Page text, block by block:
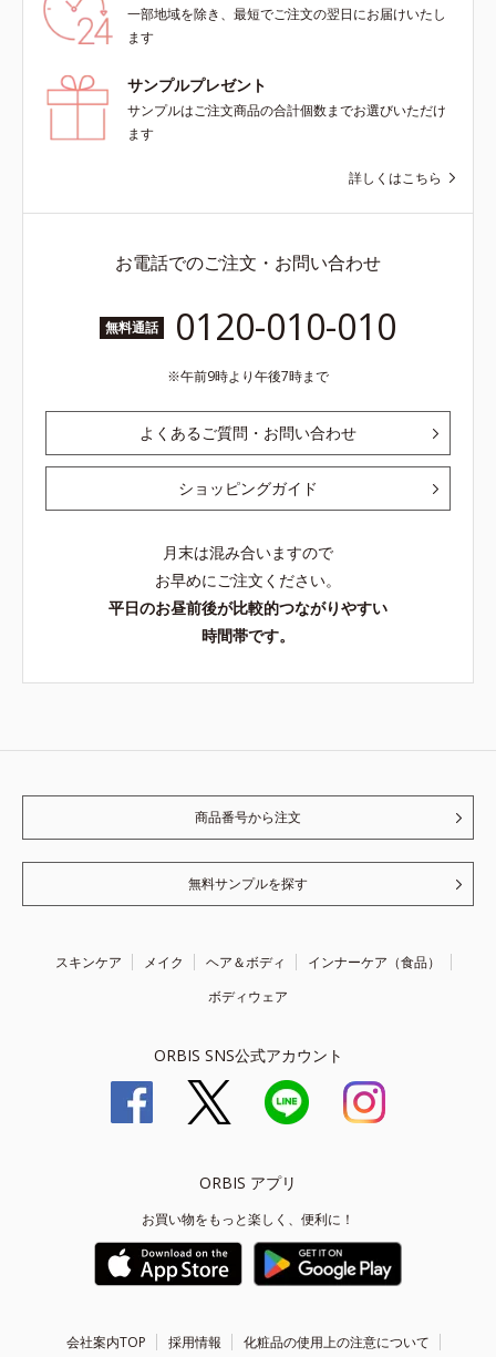
一部地域を除き、最短でご注文の翌日にお届けいたし
ます
サンプルプレゼント
サンプルはご注文商品の合計個数までお選びいただけ
ます
詳しくはこちら
お電話でのご注文・お問い合わせ
無料通話 0120-010-010
午前9時より午後7時まで
よくあるご質問・お問い合わせ
ショッピングガイド
月末は混み合いますので
お早めにご注文ください。
平日のお昼前後が比較的つながりやすい
時間帯です。
商品番号から注文
無料サンプルを探す
スキンケア メイク ヘア＆ボディ
インナーケア（食品）
ボディウェア
ORBIS SNS公式アカウント
ORBIS アプリ
お買い物をもっと楽しく、便利に！
会社案内TOP 採用情報 化粧品の使用上の注意について